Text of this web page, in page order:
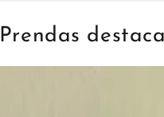
Prendas